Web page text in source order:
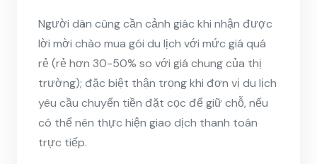
Người dân cũng cần cảnh giác khi nhận được
lời mời chào mua gói du lịch với mức giá quá
rẻ (rẻ hơn 30-50% so với giá chung của thị
trường); đặc biệt thận trọng khi đơn vị du lịch
yêu cầu chuyển tiền đặt cọc để giữ chỗ, nếu
có thể nên thực hiện giao dịch thanh toán
trực tiếp.